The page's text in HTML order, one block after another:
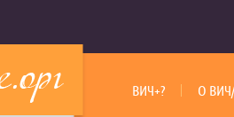
ВИЧ+? О